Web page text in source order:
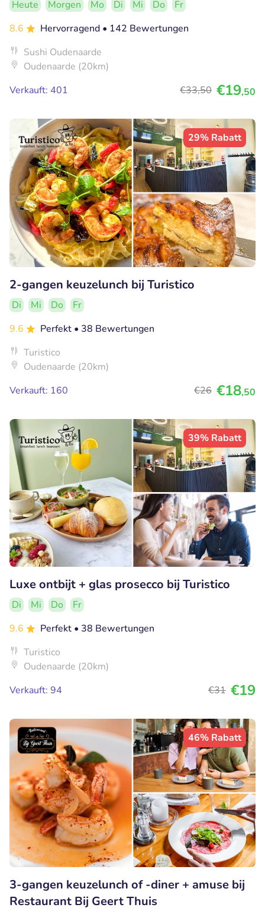
Heute Morgen Mo Di Mi Do
Fr
8.6
Hervorragend • 142 Bewertungen
Sushi Oudenaarde
Oudenaarde (20km)
Verkauft: 401
€33,50 €19,50
29% Rabatt
2-gangen keuzelunch bij Turistico
Di Mi Do
Fr
9.6
Perfekt • 38 Bewertungen
Turistico
Oudenaarde (20km)
Verkauft: 160
€26 €18,50
39% Rabatt
Luxe ontbijt + glas prosecco bij Turistico
Di Mi Do
Fr
9.6
Perfekt • 38 Bewertungen
Turistico
Oudenaarde (20km)
Verkauft: 94
€31 €19
46% Rabatt
3-gangen keuzelunch of -diner + amuse bij
Restaurant Bij Geert Thuis